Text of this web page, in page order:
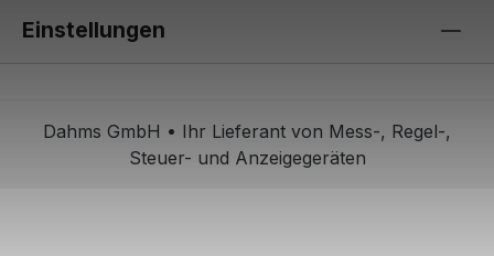
Einstellungen
Dahms GmbH • Ihr Lieferant von Mess-, Regel-,
Steuer- und Anzeigegeräten